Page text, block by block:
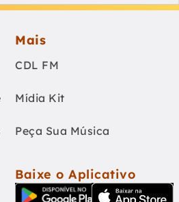
Mais
CDL FM
Mídia Kit
Peça Sua Música
Baixe o Aplicativo